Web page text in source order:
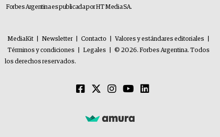
Forbes Argentina es publicada por HT Media SA.
MediaKit Newsletter Contacto Valores y estándares editoriales
Términos y condiciones
Legales
© 2026. Forbes Argentina. Todos
los derechos reservados.